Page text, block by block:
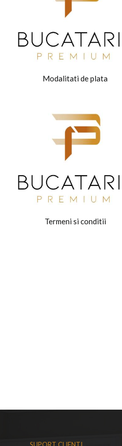
Modalitati de plata
Termeni si conditii
SUPORT CLIENTI